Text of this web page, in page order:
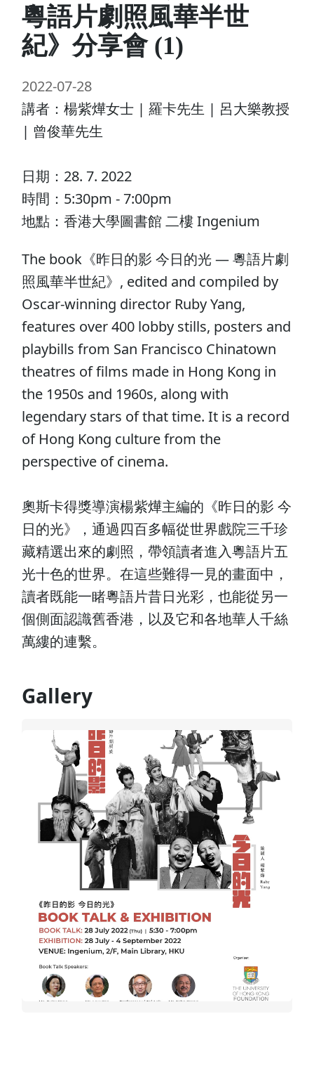
粵語片劇照風華半世
紀》分享會 (1)
2022-07-28
講者：楊紫燁女士 | 羅卡先生 | 呂大樂教授
| 曾俊華先生
日期：28. 7. 2022
時間：5:30pm - 7:00pm
地點：香港大學圖書館 二樓 Ingenium
The book《昨日的影 今日的光 — 粵語片劇
照風華半世紀》, edited and compiled by
Oscar-winning director Ruby Yang,
features over 400 lobby stills, posters and
playbills from San Francisco Chinatown
theatres of films made in Hong Kong in
the 1950s and 1960s, along with
legendary stars of that time. It is a record
of Hong Kong culture from the
perspective of cinema.
奧斯卡得獎導演楊紫燁主編的《昨日的影 今
日的光》，通過四百多幅從世界戲院三千珍
藏精選出來的劇照，帶領讀者進入粵語片五
光十色的世界。在這些難得一見的畫面中，
讀者既能一睹粵語片昔日光彩，也能從另一
個側面認識舊香港，以及它和各地華人千絲
萬縷的連繫。
Gallery